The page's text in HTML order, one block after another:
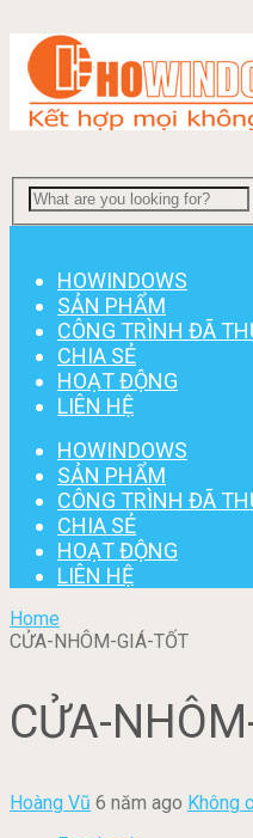
HOWINDOWS
SẢN PHẨM
CÔNG TRÌNH ĐÃ
CHIA SẺ
HOẠT ĐỘNG
LIÊN HỆ
HOWINDOWS
SẢN PHẨM
CÔNG TRÌNH ĐÃ
CHIA SẺ
HOẠT ĐỘNG
LIÊN HỆ
Home
CỬA-NHÔM-GIÁ-TỐT
CỬA-
Hoàng Vũ 6 năm ago Không